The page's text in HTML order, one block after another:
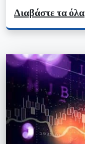
Διαβάστε τα όλα